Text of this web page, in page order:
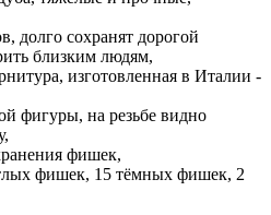
долго сохранят дорогой
близким людям,
изготовленная в Италии -
фигуры, на резьбе видно
фишек,
фишек, 15 тёмных фишек, 2